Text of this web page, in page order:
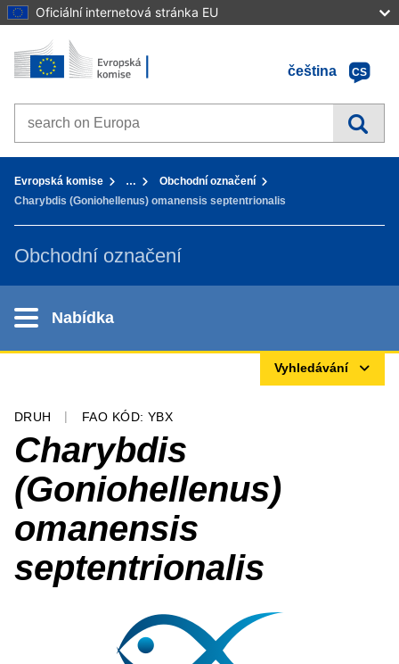
Oficiální internetová stránka EU
Přejít k obsahu
Home - Evropská komise
čeština
CS
Search on Europa websites
Evropská komise …
Obchodní označení
Charybdis (Goniohellenus) omanensis septentrionalis
Obchodní označení
Nabídka
Vyhledávání
DRUH FAO KÓD: YBX
Charybdis
(Goniohellenus)
omanensis
septentrionalis